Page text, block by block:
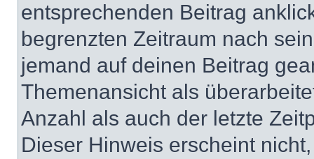
entsprechenden Beitrag
begrenzten Zeitraum nach
jemand auf deinen Beitrag
Themenansicht als
Anzahl als auch der letzte
Dieser Hinweis erscheint